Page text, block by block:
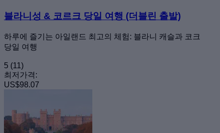
블라니성 & 코르크 당일 여행 (더블린 출발)
하루에 즐기는 아일랜드 최고의 체험: 블라니 캐슬과 코크
당일 여행
5 (11)
최저가격:
US$98.07